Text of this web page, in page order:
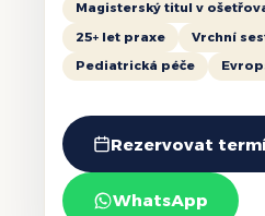
Magisterský titul v
25+ let praxe
Vrchní
Pediatrická péče
Rezervovat
WhatsApp